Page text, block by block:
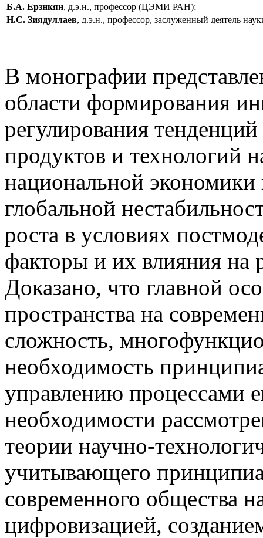
Б.А. Ерзнкян, д.э.н., профессор (ЦЭМИ РАН);
Н.С. Зиядуллаев, д.э.н., профессор, заслуженный деятель
В монографии
области формирования
регулирования
продуктов и технологий
национальной экономики
глобальной
роста в условиях
факторы и их влияния на
Доказано, что главной
пространства на
сложность,
необходимость
управлению процессами
необходимости
теории научно-
учитывающего
современного общества
цифровизацией,